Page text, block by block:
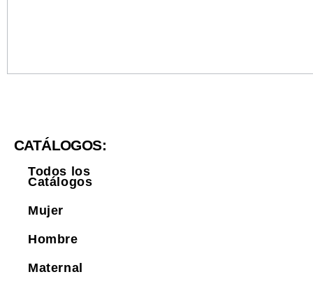
CATÁLOGOS:
Todos los
Catálogos
Mujer
Hombre
Maternal